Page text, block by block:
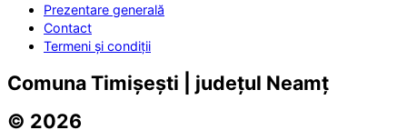
Prezentare generală
Contact
Termeni și condiții
Comuna Timișești | județul Neamț
© 2026